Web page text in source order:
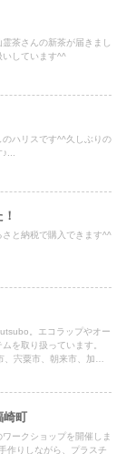
茶さんの新茶が届きまし
いしています^^
ハリスです^^久しぶりの
と納税で購入できます^^
。エコラップやオー
を取り扱っています。
宍粟市、朝来市、加古
崎町
ークショップを開催しま
作りしながら、プラスチ